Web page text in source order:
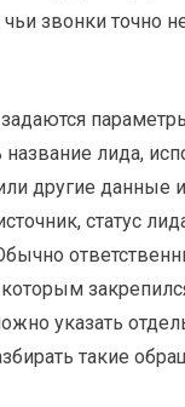
звонки точно
лида,
другие данные
статус
которым
указать
такие